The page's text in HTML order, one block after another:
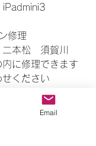
iPadmini3
修理
本松　須賀川
に修理できます
ください
Email